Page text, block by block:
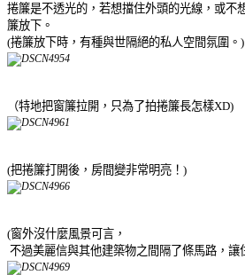
捲簾是不透光的，若想擋住外頭的光線，或不
簾放下。
(捲簾放下時，有種與世隔絕的私人空間氛圍。)
（特地把窗簾拉開，只為了拍捲簾長怎樣XD)
(把捲簾打開後，房間變非常明亮！)
(窗外沒什麼風景可言，
不過美麗信與其他建築物之間隔了條馬路，讓